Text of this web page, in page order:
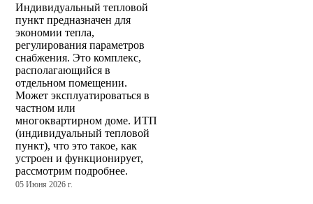
Индивидуальный тепловой
пункт предназначен для
экономии тепла,
регулирования параметров
снабжения. Это комплекс,
располагающийся в
отдельном помещении.
Может эксплуатироваться в
частном или
многоквартирном доме. ИТП
(индивидуальный тепловой
пункт), что это такое, как
устроен и функционирует,
рассмотрим подробнее.
05 Июня 2026 г.